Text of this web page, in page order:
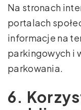
Na stronach
portalach
informacje na
parkingowych i
parkowania.
6.